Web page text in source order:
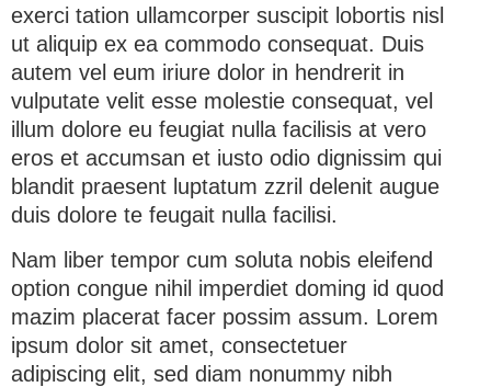
exerci tation ullamcorper suscipit lobortis nisl
ut aliquip ex ea commodo consequat. Duis
autem vel eum iriure dolor in hendrerit in
vulputate velit esse molestie consequat, vel
illum dolore eu feugiat nulla facilisis at vero
eros et accumsan et iusto odio dignissim qui
blandit praesent luptatum zzril delenit augue
duis dolore te feugait nulla facilisi.
Nam liber tempor cum soluta nobis eleifend
option congue nihil imperdiet doming id quod
mazim placerat facer possim assum. Lorem
ipsum dolor sit amet, consectetuer
adipiscing elit, sed diam nonummy nibh